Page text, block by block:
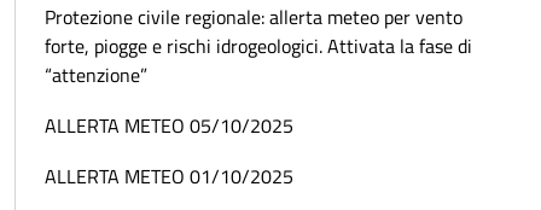
Protezione civile regionale: allerta meteo per vento
forte, piogge e rischi idrogeologici. Attivata la fase di
“attenzione”
ALLERTA METEO 05/10/2025
ALLERTA METEO 01/10/2025